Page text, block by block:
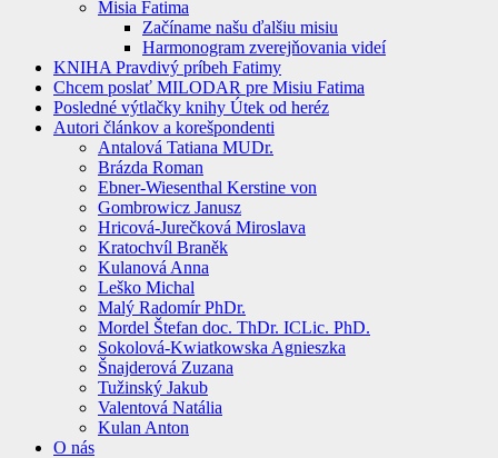
Misia Fatima
Začíname našu ďalšiu misiu
Harmonogram zverejňovania videí
KNIHA Pravdivý príbeh Fatimy
Chcem poslať MILODAR pre Misiu Fatima
Posledné výtlačky knihy Útek od heréz
Autori článkov a korešpondenti
Antalová Tatiana MUDr.
Brázda Roman
Ebner-Wiesenthal Kerstine von
Gombrowicz Janusz
Hricová-Jurečková Miroslava
Kratochvíl Braněk
Kulanová Anna
Leško Michal
Malý Radomír PhDr.
Mordel Štefan doc. ThDr. ICLic. PhD.
Sokolová-Kwiatkowska Agnieszka
Šnajderová Zuzana
Tužinský Jakub
Valentová Natália
Kulan Anton
O nás